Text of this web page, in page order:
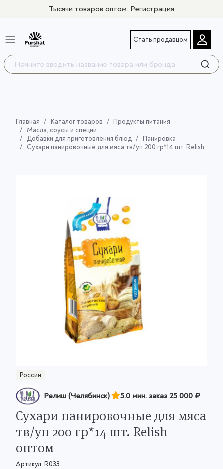
Тысячи товаров оптом. Регистрация
Стать продавцом
Главная Каталог товаров
Продукты питания
Масла, соусы и специи
Добавки для приготовления блюд
Панировка
Сухари панировочные для мяса тв/уп 200 гр*14 шт. Relish
России
Релиш (Челябинск) 5.0 мин. заказ 25 000 ₽
Сухари панировочные для мяса
тв/уп 200 гр*14 шт. Relish
оптом
Артикул: R033